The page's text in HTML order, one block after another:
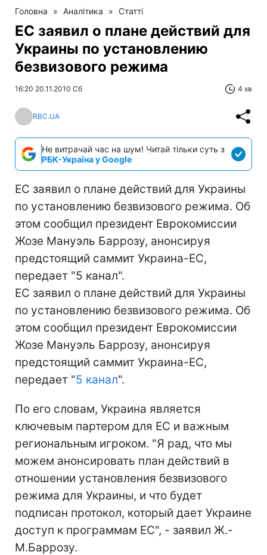
Головна » Аналітика » Статті
ЕС заявил о плане действий для
Украины по установлению
безвизового режима
16:20 20.11.2010 Сб 4 хв
RBC.UA
Не витрачай час на шум! Читай тільки суть з
РБК-Україна у Google
ЕС заявил о плане действий для Украины
по установлению безвизового режима. Об
этом сообщил президент Еврокомиссии
Жозе Мануэль Баррозу, анонсируя
предстоящий саммит Украина-ЕС,
передает "5 канал".
ЕС заявил о плане действий для Украины
по установлению безвизового режима. Об
этом сообщил президент Еврокомиссии
Жозе Мануэль Баррозу, анонсируя
предстоящий саммит Украина-ЕС,
передает "5 канал".
По его словам, Украина является
ключевым партером для ЕС и важным
региональным игроком. "Я рад, что мы
можем анонсировать план действий в
отношении установления безвизового
режима для Украины, и что будет
подписан протокол, который дает Украине
доступ к программам ЕС", - заявил Ж.-
М.Баррозу.